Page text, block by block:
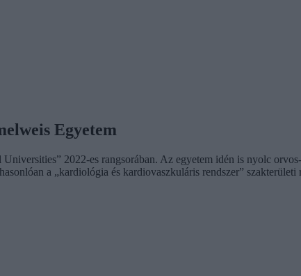
Egyetem
2022-es rangsorában. Az egyetem idén is nyolc
a „kardiológia és kardiovaszkuláris rendszer” szakterületi